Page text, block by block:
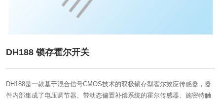
DH188 锁存霍尔开关
DH188是一款基于混合信号CMOS技术的双极锁存型霍尔效应传感器，器
件内部集成了电压调节器、带动态偏置补偿系统的霍尔传感器、施密特触